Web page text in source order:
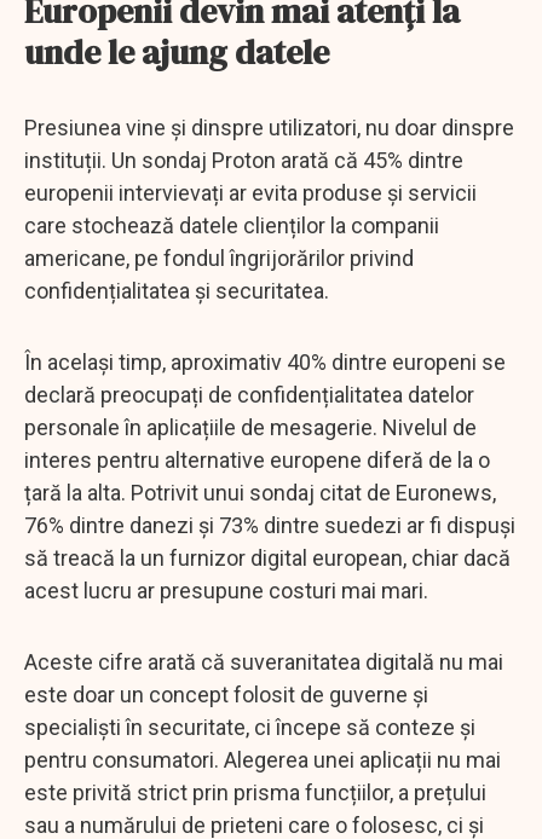
Europenii devin mai atenți la
unde le ajung datele
Presiunea vine și dinspre utilizatori, nu doar dinspre
instituții. Un sondaj Proton arată că 45% dintre
europenii intervievați ar evita produse și servicii
care stochează datele clienților la companii
americane, pe fondul îngrijorărilor privind
confidențialitatea și securitatea.
În același timp, aproximativ 40% dintre europeni se
declară preocupați de confidențialitatea datelor
personale în aplicațiile de mesagerie. Nivelul de
interes pentru alternative europene diferă de la o
țară la alta. Potrivit unui sondaj citat de Euronews,
76% dintre danezi și 73% dintre suedezi ar fi dispuși
să treacă la un furnizor digital european, chiar dacă
acest lucru ar presupune costuri mai mari.
Aceste cifre arată că suveranitatea digitală nu mai
este doar un concept folosit de guverne și
specialiști în securitate, ci începe să conteze și
pentru consumatori. Alegerea unei aplicații nu mai
este privită strict prin prisma funcțiilor, a prețului
sau a numărului de prieteni care o folosesc, ci și